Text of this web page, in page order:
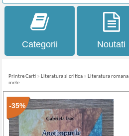
Categorii Noutati
Printre Carti » Literatura si critica » Literatura romana
mele
-35%